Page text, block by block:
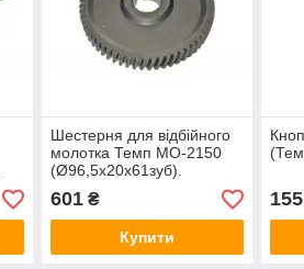
Шестерня для відбійного
молотка Темп МО-2150
(Ø96,5х20х61зуб).
601₴
Купити
155